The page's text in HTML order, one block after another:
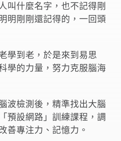
叫什麼名字，也不記得剛
明剛剛還記得的，一回頭
學到老，於是來到易思
學的力量，努力克服腦海
波檢測後，精準找出大腦
預設網路」訓練課程，調
善專注力、記憶力。